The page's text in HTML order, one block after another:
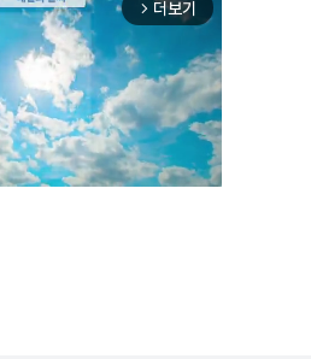
arrow_forward_ios 더보기